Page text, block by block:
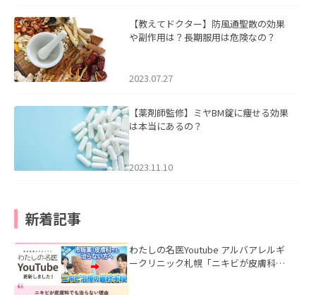
【教えてドクター】防風通聖散の効果
や副作用は？長期服用は危険なの？
2023.07.27
【薬剤師監修】ミヤBM錠に痩せる効果
は本当にあるの？
2023.11.10
新着記事
わたしの名医Youtube アルバアレルギ
ークリニック札幌「ニキビが皮膚科で